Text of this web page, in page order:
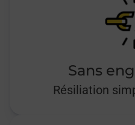
Sans
Résiliation